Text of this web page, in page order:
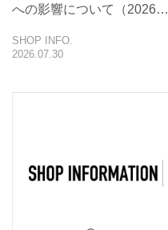
への影響について（2026年
SHOP INFO.
2026.07.30